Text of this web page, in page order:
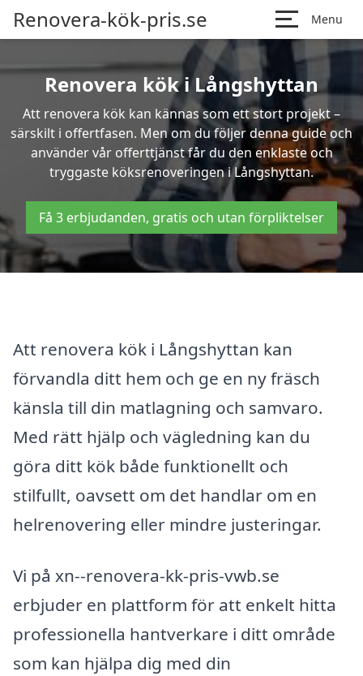
Renovera-kök-pris.se Menu
Renovera kök i Långshyttan
Att renovera kök kan kännas som ett stort projekt –
särskilt i offertfasen. Men om du följer denna guide och
använder vår offerttjänst får du den enklaste och
tryggaste köksrenoveringen i Långshyttan.
Få 3 erbjudanden, gratis och utan förpliktelser
Att renovera kök i Långshyttan kan
förvandla ditt hem och ge en ny fräsch
känsla till din matlagning och samvaro.
Med rätt hjälp och vägledning kan du
göra ditt kök både funktionellt och
stilfullt, oavsett om det handlar om en
helrenovering eller mindre justeringar.
Vi på xn--renovera-kk-pris-vwb.se
erbjuder en plattform för att enkelt hitta
professionella hantverkare i ditt område
som kan hjälpa dig med din